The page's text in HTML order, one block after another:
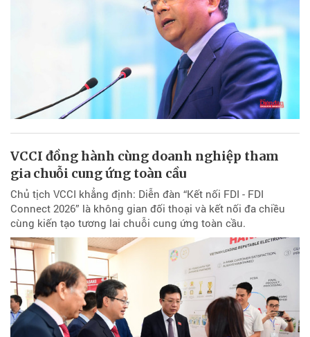
VCCI đồng hành cùng doanh nghiệp tham
gia chuỗi cung ứng toàn cầu
Chủ tịch VCCI khẳng định: Diễn đàn “Kết nối FDI - FDI
Connect 2026” là không gian đối thoại và kết nối đa chiều
cùng kiến tạo tương lai chuỗi cung ứng toàn cầu.